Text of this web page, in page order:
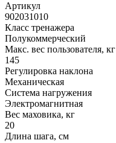
Артикул
902031010
Класс тренажера
Полукоммерческий
Макс. вес пользователя, кг
145
Регулировка наклона
Механическая
Система нагружения
Электромагнитная
Вес маховика, кг
20
Длина шага, см